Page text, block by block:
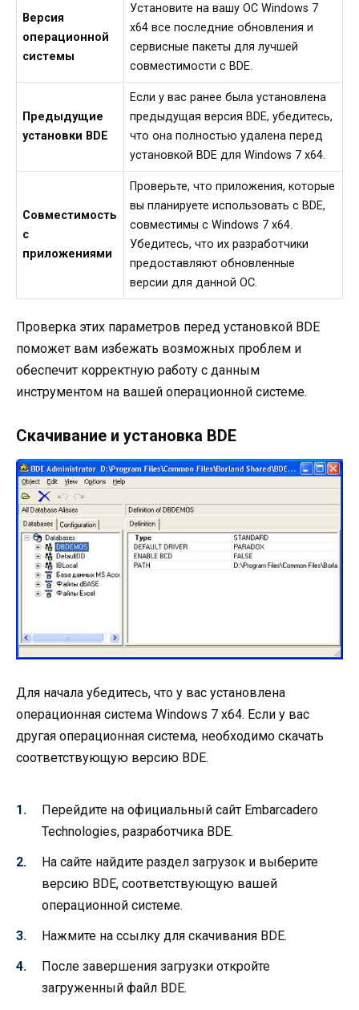
Версия
операционной
системы
Установите на вашу ОС Windows 7
x64 все последние обновления и
сервисные пакеты для лучшей
совместимости с BDE.
Предыдущие
установки BDE
Если у вас ранее была установлена
предыдущая версия BDE, убедитесь,
что она полностью удалена перед
установкой BDE для Windows 7 x64.
Совместимость
с
приложениями
Проверьте, что приложения, которые
вы планируете использовать с BDE,
совместимы с Windows 7 x64.
Убедитесь, что их разработчики
предоставляют обновленные
версии для данной ОС.
Проверка этих параметров перед установкой BDE
поможет вам избежать возможных проблем и
обеспечит корректную работу с данным
инструментом на вашей операционной системе.
Скачивание и установка BDE
Для начала убедитесь, что у вас установлена
операционная система Windows 7 x64. Если у вас
другая операционная система, необходимо скачать
соответствующую версию BDE.
Перейдите на официальный сайт Embarcadero
Technologies, разработчика BDE.
На сайте найдите раздел загрузок и выберите
версию BDE, соответствующую вашей
операционной системе.
Нажмите на ссылку для скачивания BDE.
После завершения загрузки откройте
загруженный файл BDE.